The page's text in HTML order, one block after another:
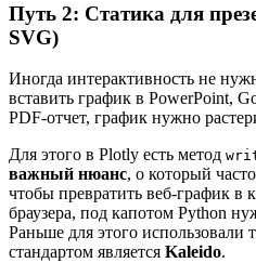
Путь 2: Статика для
SVG)
Иногда интерактивность не
вставить график в PowerPoint,
PDF-отчет, график нужно
Для этого в Plotly есть метод
важный нюанс, о который
чтобы превратить веб-график в
браузера, под капотом Python
Раньше для этого использовали
стандартом является Kaleido.